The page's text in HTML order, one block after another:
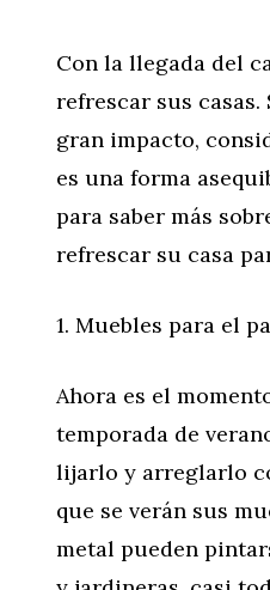
Con la llegada del
refrescar sus
gran impacto,
es una forma
para saber más
refrescar su casa
1. Muebles para el
Ahora es el
temporada de
lijarlo y arreglarlo
que se verán sus
metal pueden